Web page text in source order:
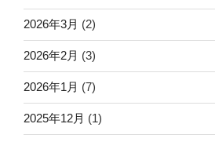
2026年3月 (2)
2026年2月 (3)
2026年1月 (7)
2025年12月 (1)